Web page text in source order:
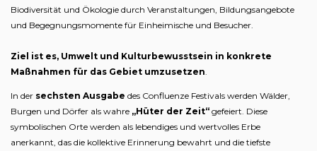
Biodiversität und Ökologie durch Veranstaltungen, Bildungsangebote
und Begegnungsmomente für Einheimische und Besucher.
Ziel ist es, Umwelt und Kulturbewusstsein in konkrete
Maßnahmen für das Gebiet umzusetzen
In der sechsten Ausgabe des Confluenze Festivals werden Wälder,
Burgen und Dörfer als wahre „Hüter der Zeit“ gefeiert. Diese
symbolischen Orte werden als lebendiges und wertvolles Erbe
anerkannt, das die kollektive Erinnerung bewahrt und die tiefste